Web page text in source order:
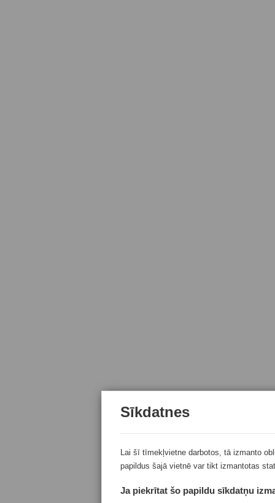
Sīkdatnes
Lai šī tīmekļvietne darbotos, tā izmanto
papildus šajā vietnē var tikt izmantotas
Ja piekrītat šo papildu sīkdatņu